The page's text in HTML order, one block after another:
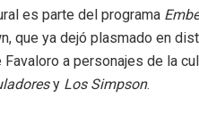
es parte del programa
que ya dejó plasmado en
Favaloro a personajes de la
y Los Simpson.